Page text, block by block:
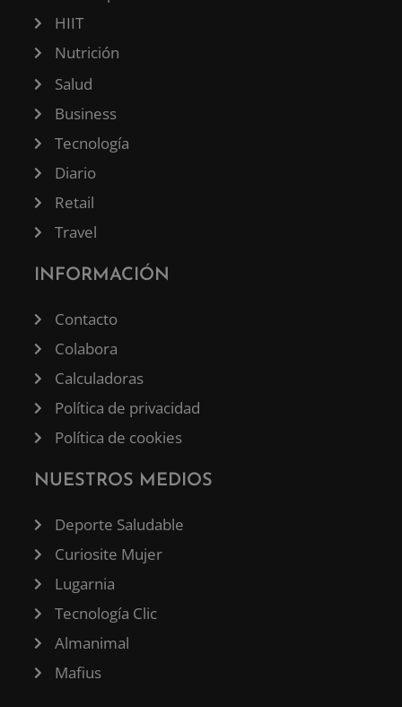
HIIT
Nutrición
Salud
Business
Tecnología
Diario
Retail
Travel
INFORMACIÓN
Contacto
Colabora
Calculadoras
Política de privacidad
Política de cookies
NUESTROS MEDIOS
Deporte Saludable
Curiosite Mujer
Lugarnia
Tecnología Clic
Almanimal
Mafius